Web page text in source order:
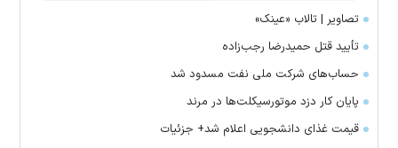
تصاویر | تالاب «عینک»
تأیید قتل حمیدرضا رجب‌زاده
حساب‌های شرکت ملی نفت مسدود شد
پایان کار دزد موتورسیکلت‌ها در مرند
قیمت غذای دانشجویی اعلام شد+ جزئیات